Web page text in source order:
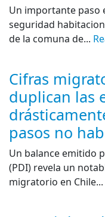
Un importante paso
seguridad
de la comuna de...
Cifras
duplican las
pasos no
Un balance emitido
(PDI) revela un
migratorio en Chile...